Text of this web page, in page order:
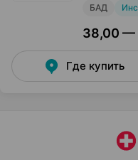
БАД
38,00 —
Где купить